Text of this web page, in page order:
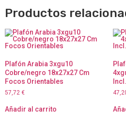
Productos
Plafón Arabia 3xgu10
Cobre/negro 18x27x27 Cm
Focos Orientables
57,72 €
Añadir al carrito